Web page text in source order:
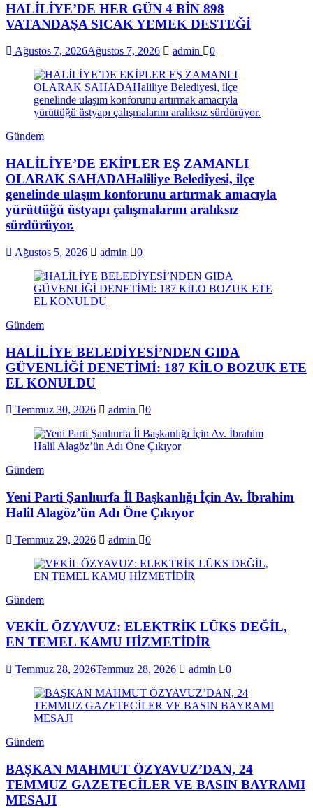
HALİLİYE’DE HER GÜN 4 BİN 898
VATANDAŞA SICAK YEMEK DESTEĞİ
Ağustos 7, 2026Ağustos 7, 2026 admin 0
Gündem
HALİLİYE’DE EKİPLER EŞ ZAMANLI
OLARAK SAHADAHaliliye Belediyesi, ilçe
genelinde ulaşım konforunu artırmak amacıyla
yürüttüğü üstyapı çalışmalarını aralıksız
sürdürüyor.
Ağustos 5, 2026 admin 0
Gündem
HALİLİYE BELEDİYESİ’NDEN GIDA
GÜVENLİĞİ DENETİMİ: 187 KİLO BOZUK ETE
EL KONULDU
Temmuz 30, 2026 admin 0
Gündem
Yeni Parti Şanlıurfa İl Başkanlığı İçin Av. İbrahim
Halil Alagöz’ün Adı Öne Çıkıyor
Temmuz 29, 2026 admin 0
Gündem
VEKİL ÖZYAVUZ: ELEKTRİK LÜKS DEĞİL,
EN TEMEL KAMU HİZMETİDİR
Temmuz 28, 2026Temmuz 28, 2026 admin 0
Gündem
BAŞKAN MAHMUT ÖZYAVUZ’DAN, 24
TEMMUZ GAZETECİLER VE BASIN BAYRAMI
MESAJI